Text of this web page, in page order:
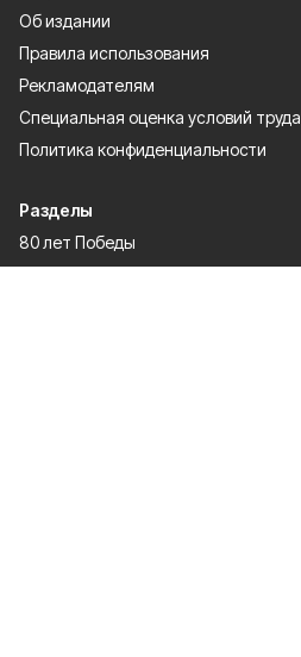
Об издании
Правила использования
Рекламодателям
Специальная оценка условий труда
Политика конфиденциальности
Разделы
80 лет Победы